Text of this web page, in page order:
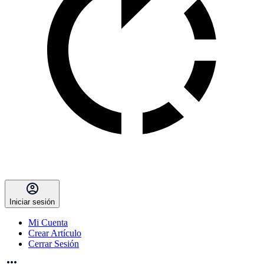
Iniciar sesión
Mi Cuenta
Crear Artículo
Cerrar Sesión